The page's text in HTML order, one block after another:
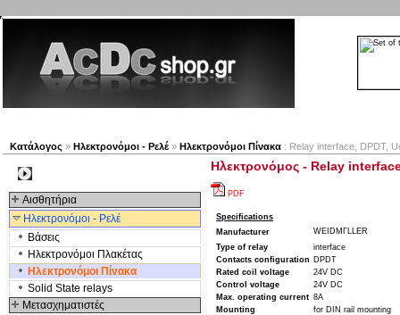
Κατάλογος » Ηλεκτρονόμοι - Ρελέ » Ηλεκτρονόμοι Πίνακα : Relay interface, DPDT,
Αισθητήρια
Ηλεκτρονόμοι - Ρελέ
Βάσεις
Ηλεκτρονόμοι Πλακέτας
Ηλεκτρονόμοι Πίνακα
Solid State relays
Μετασχηματιστές
Ηλεκτρονόμος - Relay
PDF
Specifications
Manufacturer
WEIDMΓLLER
Type of relay
interface
Contacts configuration DPDT
Rated coil voltage
24V DC
Control voltage
24V DC
Max. operating current 8A
Mounting
for DIN rail mounting